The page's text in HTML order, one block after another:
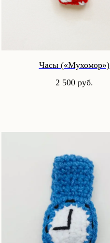
Часы («Мухомор»)
2 500 руб.